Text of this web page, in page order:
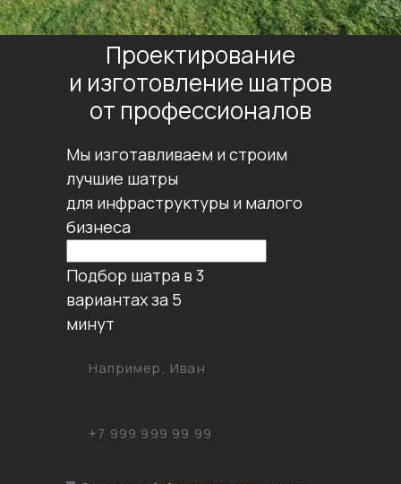
Проектирование
и изготовление шатров
от профессионалов
Мы изготавливаем и строим
лучшие шатры
для инфраструктуры и малого
бизнеса
Подбор шатра в 3
вариантах за 5
минут